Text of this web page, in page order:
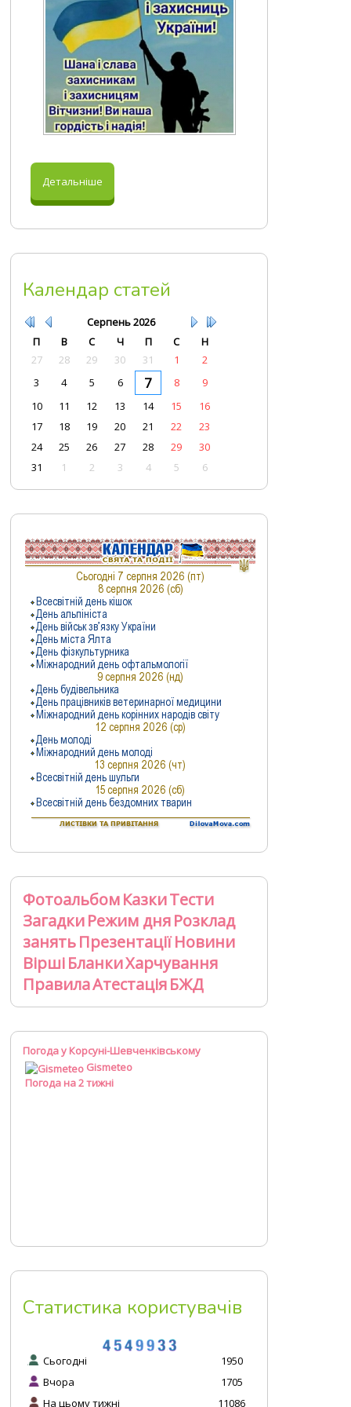
Детальніше
Календар статей
П
С Ч П
Н
27
28 29 30 31 1
2
3
4 5 6 7 8
9
14
17
18 19 20 21 22
23
24
25 26 27 28 29
30
31
1 2 3 4 5 6
ЗагадкиРежим дня Розклад
занятьПрезентаціїНовини
Вірші БланкиХарчування
ПравилаАтестаціяБЖД
Погода у Корсуні-Шевченківському
Gismeteo
Погода на 2 тижні
Вчора
На цьому тижні
1705
11086